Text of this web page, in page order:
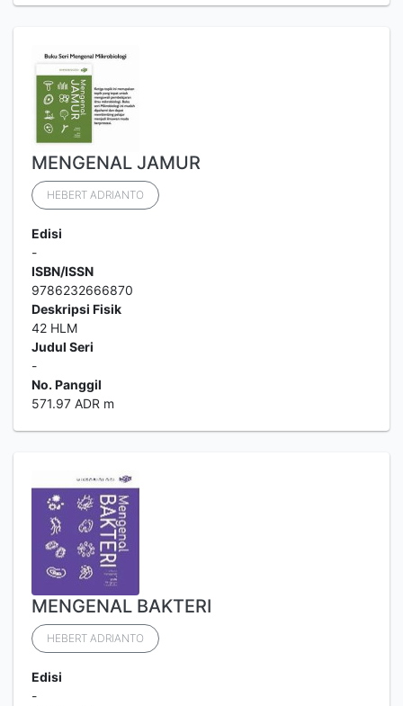
MENGENAL JAMUR
HEBERT ADRIANTO
Edisi
-
ISBN/ISSN
9786232666870
Deskripsi Fisik
42 HLM
Judul Seri
-
No. Panggil
571.97 ADR m
MENGENAL BAKTERI
HEBERT ADRIANTO
Edisi
-